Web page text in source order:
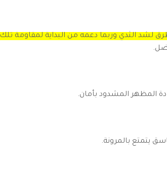
لشد الثدي وربما دعمه من البداية لمقاومة تلك
المظهر المشدود بأمان.
يتمتع بالمرونة.